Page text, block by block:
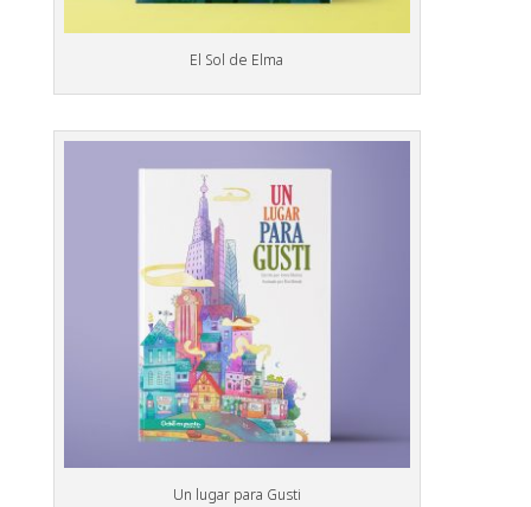
El Sol de Elma
Un lugar para Gusti